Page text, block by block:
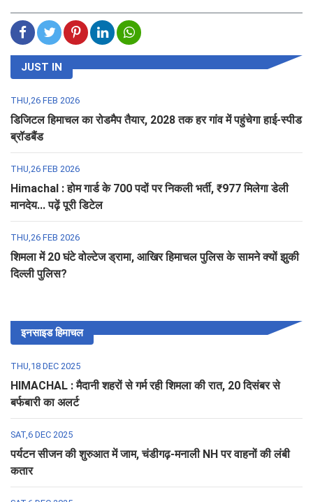
JUST IN
THU,26 FEB 2026
डिजिटल हिमाचल का रोडमैप तैयार, 2028 तक हर गांव में पहुंचेगा हाई-स्पीड
ब्रॉडबैंड
THU,26 FEB 2026
Himachal : होम गार्ड के 700 पदों पर निकली भर्ती, ₹977 मिलेगा डेली
मानदेय... पढ़ें पूरी डिटेल
THU,26 FEB 2026
शिमला में 20 घंटे वोल्टेज ड्रामा, आखिर हिमाचल पुलिस के सामने क्यों झुकी
दिल्ली पुलिस?
इनसाइड हिमाचल
THU,18 DEC 2025
HIMACHAL : मैदानी शहरों से गर्म रही शिमला की रात, 20 दिसंबर से
बर्फबारी का अलर्ट
SAT,6 DEC 2025
पर्यटन सीजन की शुरुआत में जाम, चंडीगढ़-मनाली NH पर वाहनों की लंबी
कतार